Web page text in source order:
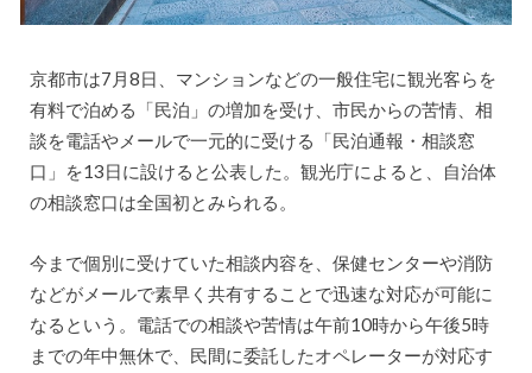
京都市は7月8日、マンションなどの一般住宅に観光客らを
有料で泊める「民泊」の増加を受け、市民からの苦情、相
談を電話やメールで一元的に受ける「民泊通報・相談窓
口」を13日に設けると公表した。観光庁によると、自治体
の相談窓口は全国初とみられる。
今まで個別に受けていた相談内容を、保健センターや消防
などがメールで素早く共有することで迅速な対応が可能に
なるという。電話での相談や苦情は午前10時から午後5時
までの年中無休で、民間に委託したオペレーターが対応す